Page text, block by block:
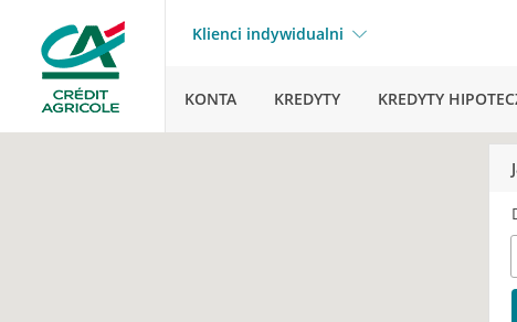
Klienci indywidualni
KONTA KREDYTY KREDYTY